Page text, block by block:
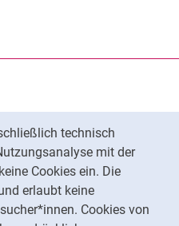
technisch
mit der
Cookies ein. Die
erlaubt keine
Cookies von